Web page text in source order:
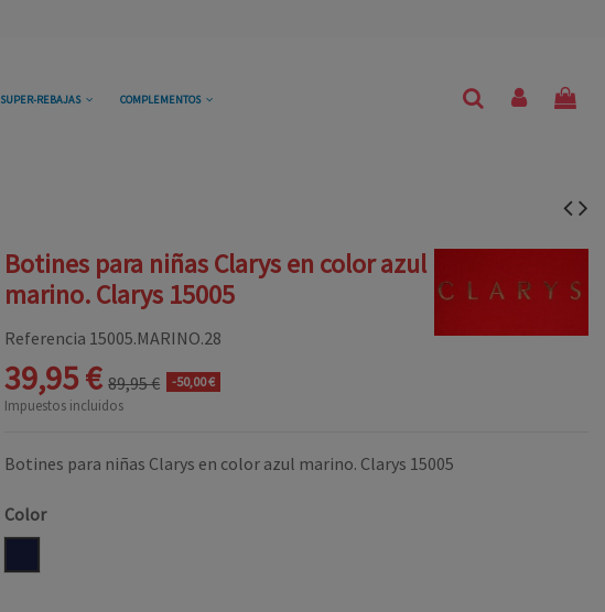
SUPER-REBAJAS COMPLEMENTOS
Botines para niñas Clarys en color azul
marino. Clarys 15005
Referencia 15005.MARINO.28
39,95 € 89,95 € -50,00 €
Impuestos incluidos
Botines para niñas Clarys en color azul marino. Clarys 15005
Color